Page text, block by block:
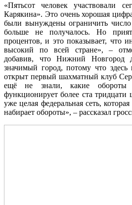
«Пятьсот человек участвовали
Карякина». Это очень хорошая
были вынуждены ограничить
больше не получалось. Но
процентов, и это показывает, что
высокий по всей стране», –
добавив, что Нижний
значимый город, потому что
открыт первый шахматный клуб
ещё не знали, какие обороты
функционирует более ста
уже целая федеральная сеть,
набирает обороты», – рассказал